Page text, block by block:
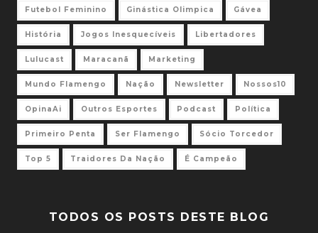
Futebol Feminino Ginástica Olimpica Gávea
História Jogos Inesquecíveis Libertadores
Lulucast Maracanã Marketing
Mundo Flamengo Nação Newsletter Nossos10
OpinaAi Outros Esportes Podcast Política
Primeiro Penta Ser Flamengo Sócio Torcedor
Top 5 Traidores Da Nação É Campeão
TODOS OS POSTS DESTE BLOG